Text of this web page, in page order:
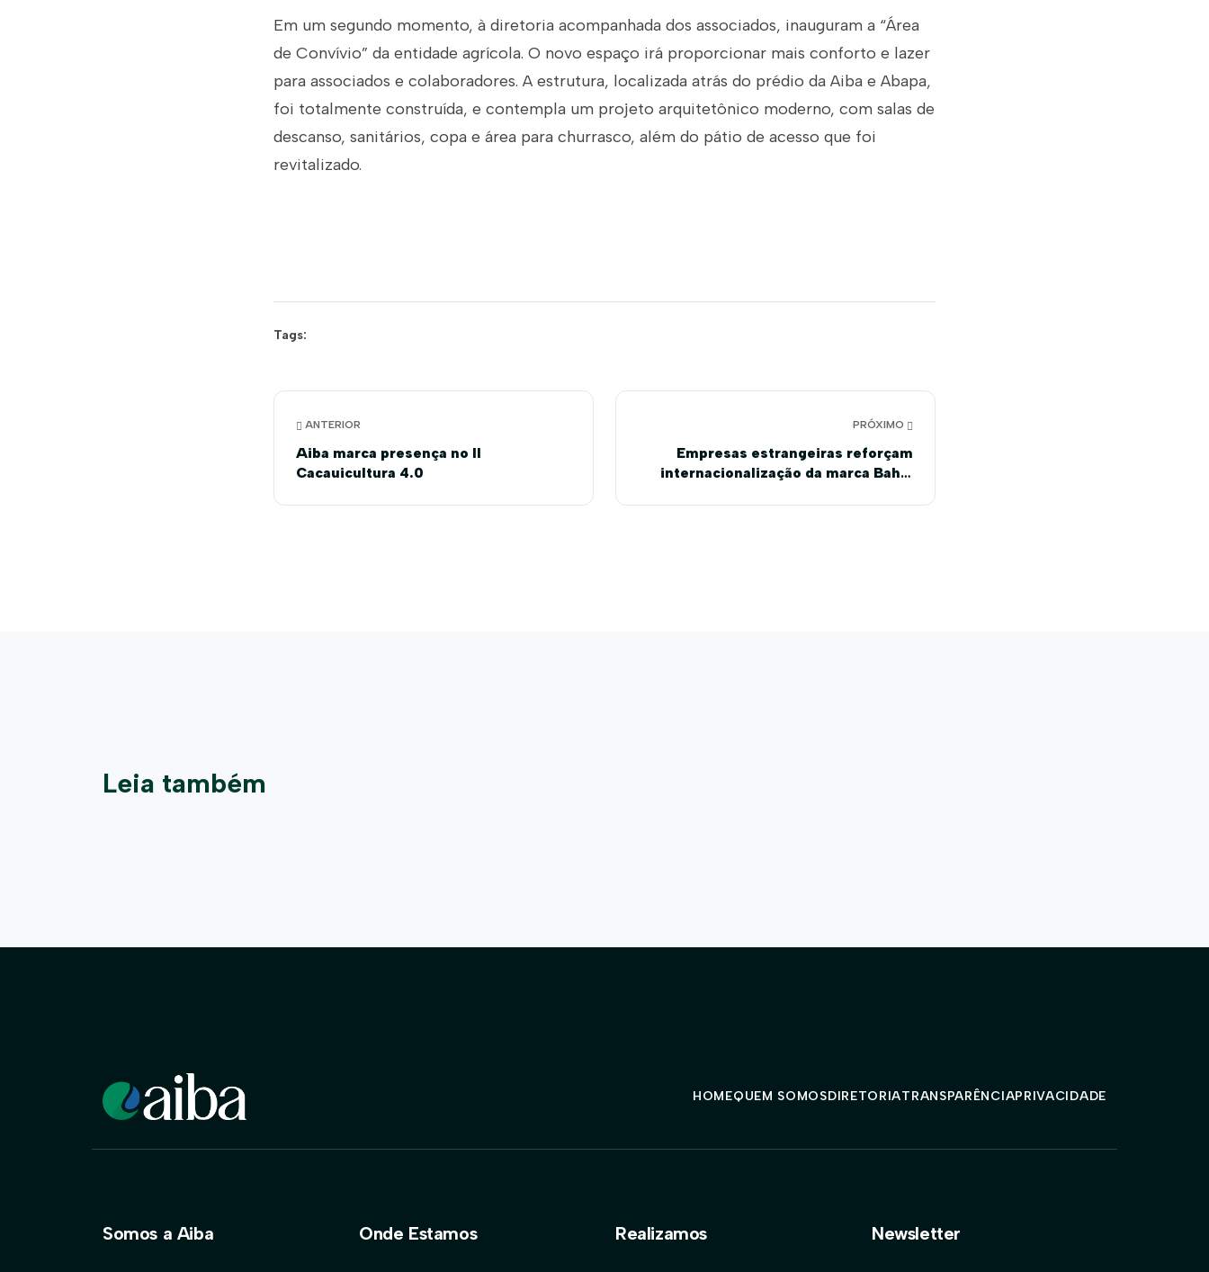
Em um segundo momento, à diretoria acompanhada dos associados, inauguram a “Área
de Convívio” da entidade agrícola. O novo espaço irá proporcionar mais conforto e lazer
para associados e colaboradores. A estrutura, localizada atrás do prédio da Aiba e Abapa,
foi totalmente construída, e contempla um projeto arquitetônico moderno, com salas de
descanso, sanitários, copa e área para churrasco, além do pátio de acesso que foi
revitalizado.
Tags:
ANTERIOR
Aiba marca presença no II
Cacauicultura 4.0
PRÓXIMO
Empresas estrangeiras reforçam
internacionalização da marca Bahia
Leia também
HOMEQUEM SOMOSDIRETORIATRANSPARÊNCIAPRIVACIDADE
Somos a Aiba Onde Estamos Realizamos Newsletter